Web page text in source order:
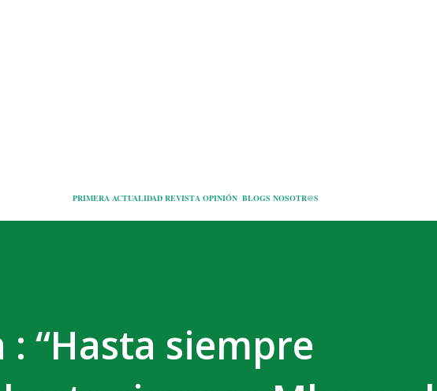
PRIMERA ACTUALIDAD REVISTA OPINIÓN BLOGS NOSOTR@S
: “Hasta siempre